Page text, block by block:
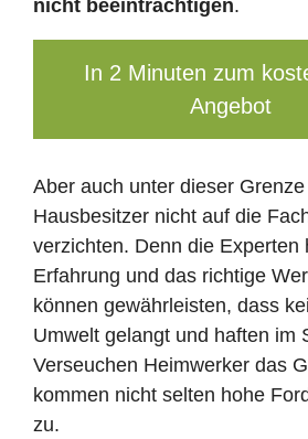
nicht beeinträchtigen.
In 2 Minuten zum
Angebot
Aber auch unter dieser
Hausbesitzer nicht auf die
verzichten. Denn die Experten
Erfahrung und das richtige
können gewährleisten, dass
Umwelt gelangt und haften im
Verseuchen Heimwerker das
kommen nicht selten hohe
zu.